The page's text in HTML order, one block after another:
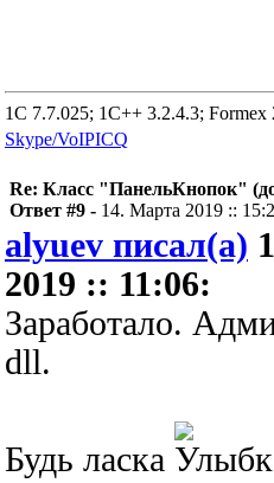
1C 7.7.025; 1C++ 3.2.4.3; Formex
Skype/VoIPICQ
Re: Класс "ПанельКнопок"
Ответ #9 - 14. Марта 2019 ::
alyuev писал(а)
2019 :: 11:06:
Заработало.
dll.
Будь ласка